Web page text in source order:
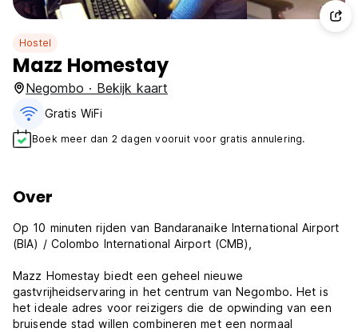
Hostel
Mazz Homestay
Negombo · Bekijk kaart
Gratis WiFi
Boek meer dan 2 dagen vooruit voor gratis annulering.
Over
Op 10 minuten rijden van Bandaranaike International Airport
(BIA) / Colombo International Airport (CMB),
Mazz Homestay biedt een geheel nieuwe
gastvrijheidservaring in het centrum van Negombo. Het is
het ideale adres voor reizigers die de opwinding van een
bruisende stad willen combineren met een normaal